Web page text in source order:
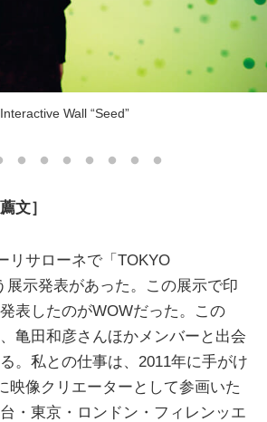
Interactive Wall “Seed”
文］
リサローネで「TOKYO
展示発表があった。この展示で印
表したのがWOWだった。この
亀田和彦さんほかメンバーと出会
。私との仕事は、2011年に手がけ
映像クリエーターとして参画いた
・東京・ロンドン・フィレンッエ